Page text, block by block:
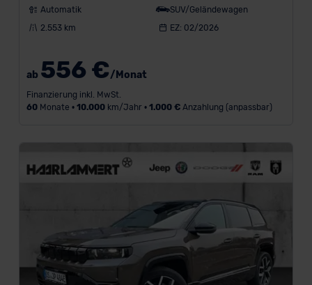
Automatik
SUV/Geländewagen
2.553 km
EZ: 02/2026
ab 556 €/Monat
Finanzierung inkl. MwSt.
60Monate • 10.000km/Jahr • 1.000 €Anzahlung (anpassbar)